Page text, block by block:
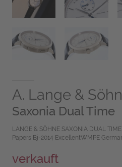
A. Lange &
Saxonia Dual Time
LANGE & SÖHNE SAXONIA DUAL
Papers Bj-2014 ExcellentWMPE
verkauft